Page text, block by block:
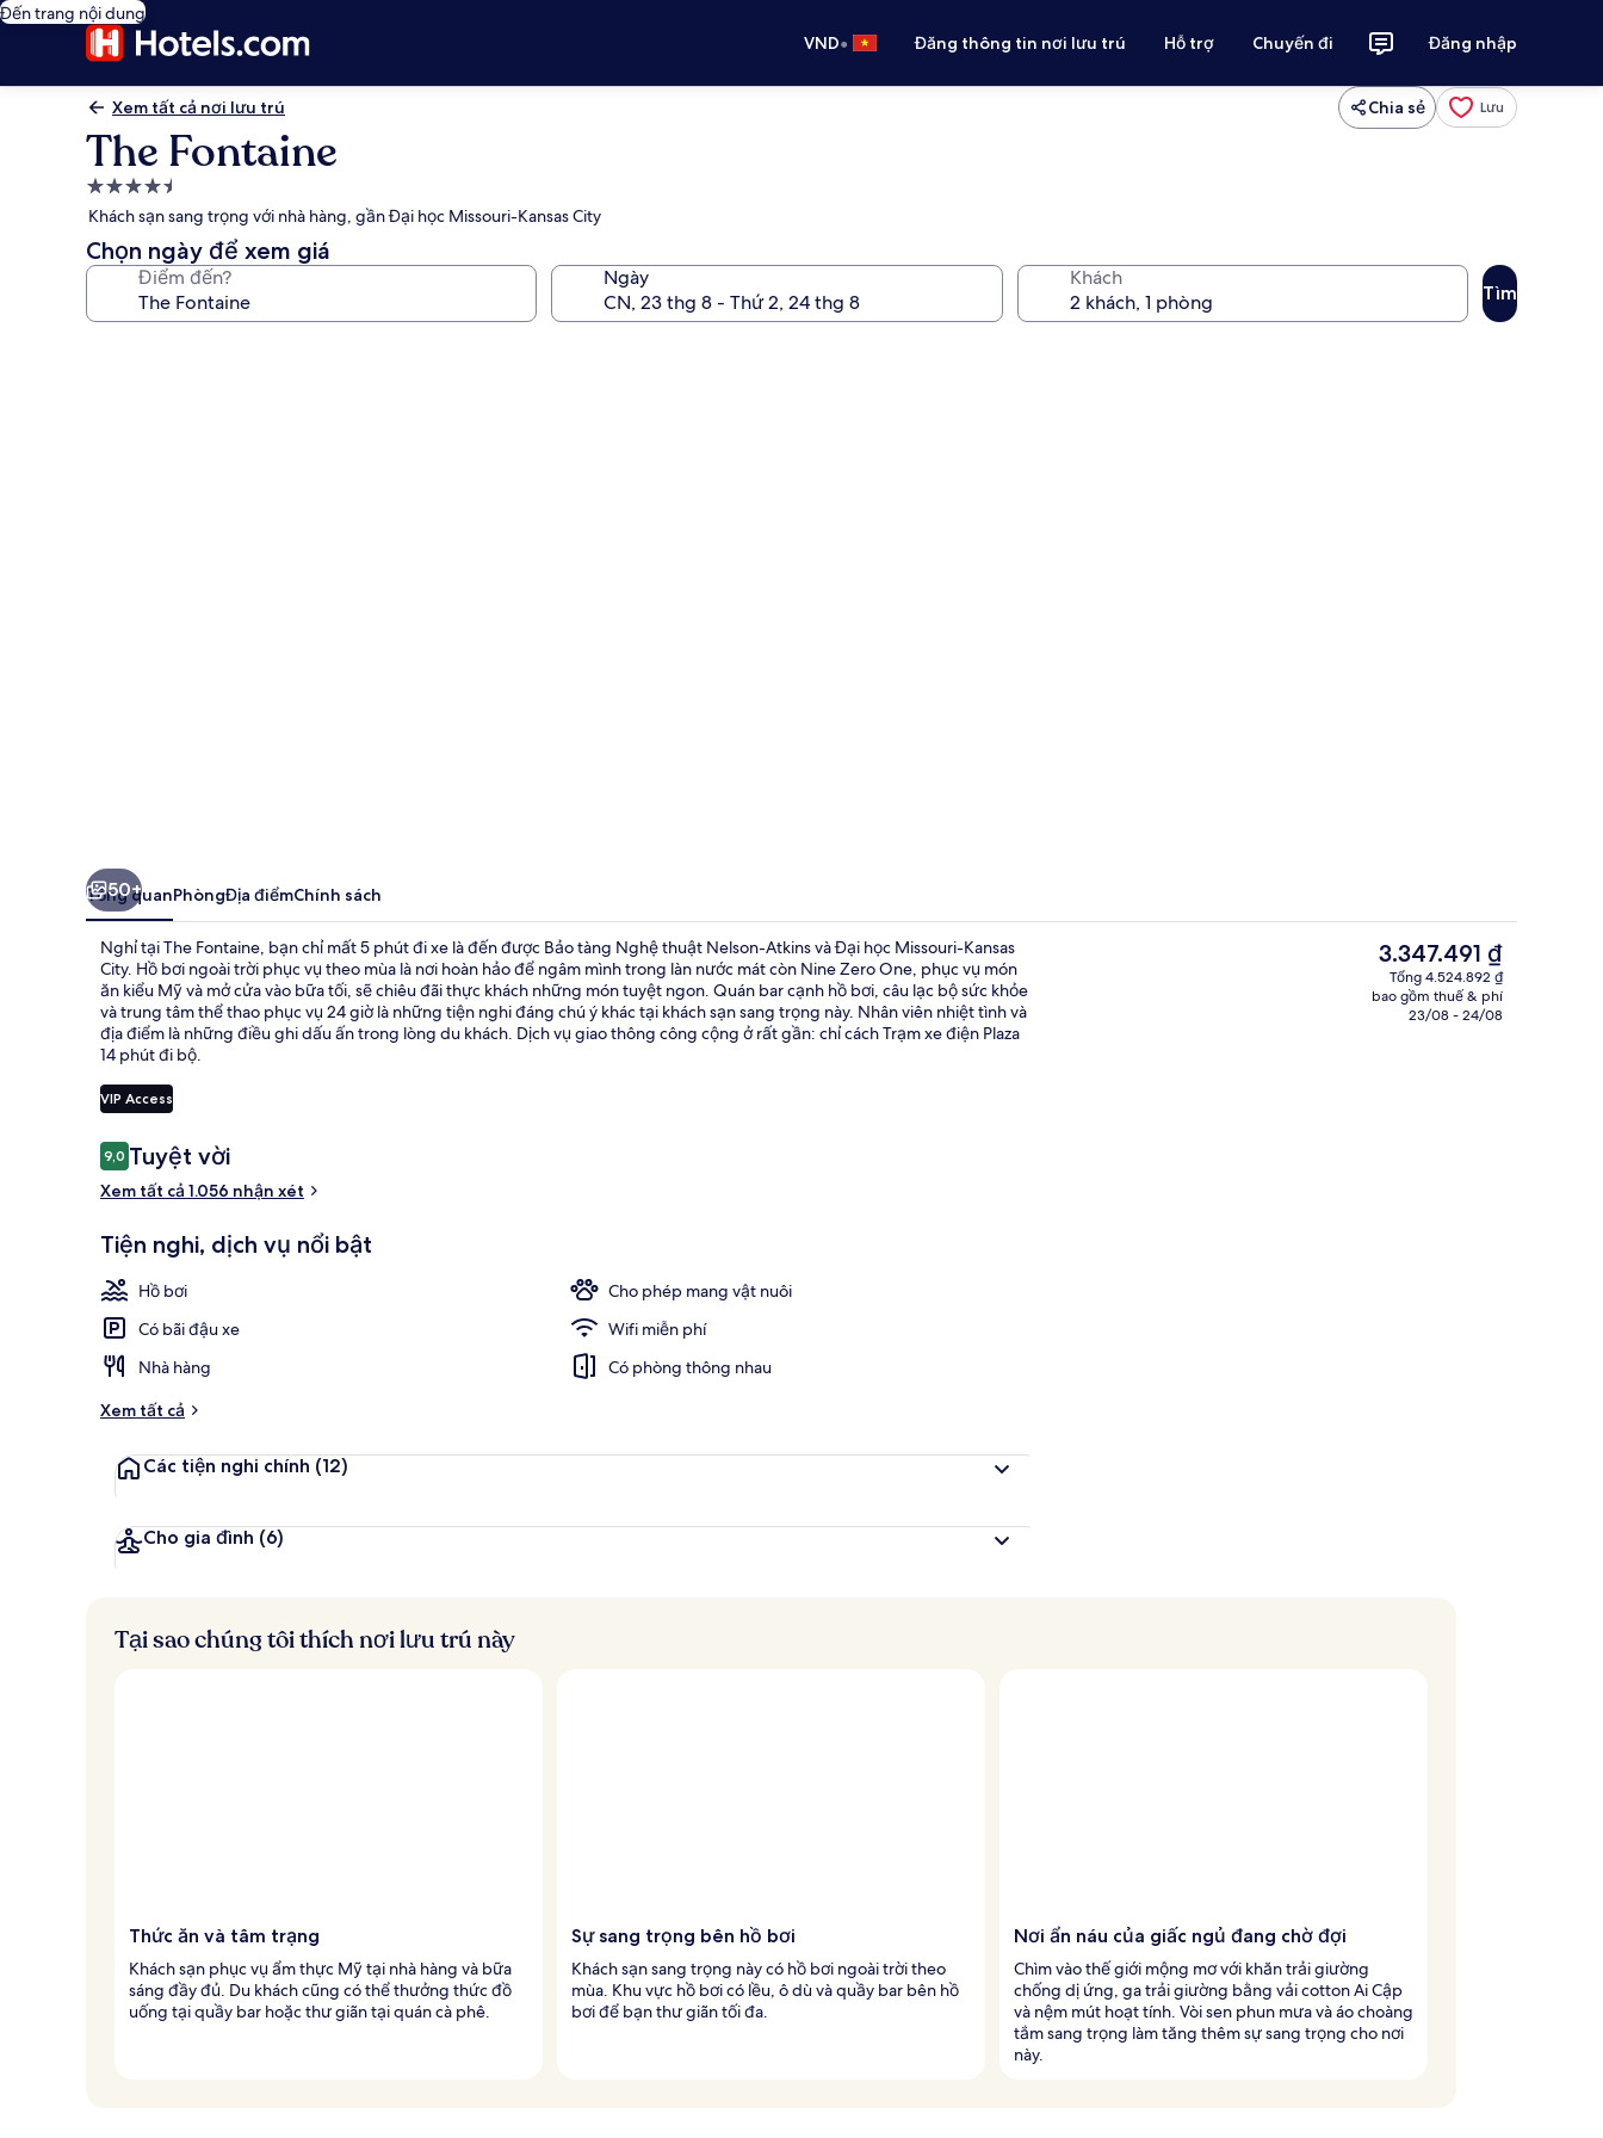
Đến trang nội dung
VND• Đăng thông tin nơi lưu trú Hỗ trợ Chuyến đi Đăng nhập
Xem tất cả nơi lưu trú Chia sẻ Lưu
The Fontaine
Nơi
lưu
trú
4.5
Khách sạn sang trọng với nhà hàng, gần Đại học Missouri-Kansas City
Chọn ngày để xem giá
Điểm đến? Ngày Khách
Tìm
Phục vụ bữa tối Bar (trong khuôn viên)
50+
Tổng quanPhòngĐịa điểmChính sách
Nghỉ tại The Fontaine, bạn chỉ mất 5 phút đi xe là đến được Bảo tàng Nghệ thuật Nelson-Atkins và Đại học Missouri-Kansas
City. Hồ bơi ngoài trời phục vụ theo mùa là nơi hoàn hảo để ngâm mình trong làn nước mát còn Nine Zero One, phục vụ món
ăn kiểu Mỹ và mở cửa vào bữa tối, sẽ chiêu đãi thực khách những món tuyệt ngon. Quán bar cạnh hồ bơi, câu lạc bộ sức khỏe
và trung tâm thể thao phục vụ 24 giờ là những tiện nghi đáng chú ý khác tại khách sạn sang trọng này. Nhân viên nhiệt tình và
địa điểm là những điều ghi dấu ấn trong lòng du khách. Dịch vụ giao thông công cộng ở rất gần: chỉ cách Trạm xe điện Plaza
14 phút đi bộ.
VIP Access
Nhận
xét
9,09,0 trên 10,
Tuyệt vời
Xem tất cả 1.056 nhận xét
Tiện nghi, dịch vụ nổi bật
Hồ bơi
Cho phép mang vật nuôi
Có bãi đậu xe
Wifi miễn phí
Nhà hàng
Có phòng thông nhau
Xem tất cả
Các tiện nghi chính (12)
Cho gia đình (6)
Giá
hiện
tại
3.347.491 ₫
Tổng 4.524.892 ₫
bao gồm thuế & phí
23/08 - 24/08
Tại sao chúng tôi thích nơi lưu trú này
Thức ăn và tâm trạng
Khách sạn phục vụ ẩm thực Mỹ tại nhà hàng và bữa
sáng đầy đủ. Du khách cũng có thể thưởng thức đồ
uống tại quầy bar hoặc thư giãn tại quán cà phê.
Sự sang trọng bên hồ bơi
Khách sạn sang trọng này có hồ bơi ngoài trời theo
mùa. Khu vực hồ bơi có lều, ô dù và quầy bar bên hồ
bơi để bạn thư giãn tối đa.
Nơi ẩn náu của giấc ngủ đang chờ đợi
Chìm vào thế giới mộng mơ với khăn trải giường
chống dị ứng, ga trải giường bằng vải cotton Ai Cập
và nệm mút hoạt tính. Vòi sen phun mưa và áo choàng
tắm sang trọng làm tăng thêm sự sang trọng cho nơi
này.